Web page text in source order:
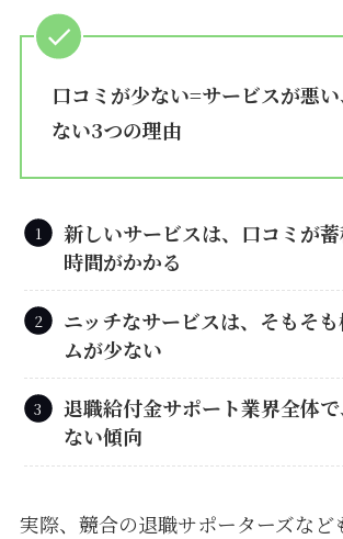
口コミが少ない=サービスが悪
ない3つの理由
新しいサービスは、口コミが
時間がかかる
ニッチなサービスは、そもそ
ムが少ない
退職給付金サポート業界全体
ない傾向
実際、競合の退職サポーターズなど